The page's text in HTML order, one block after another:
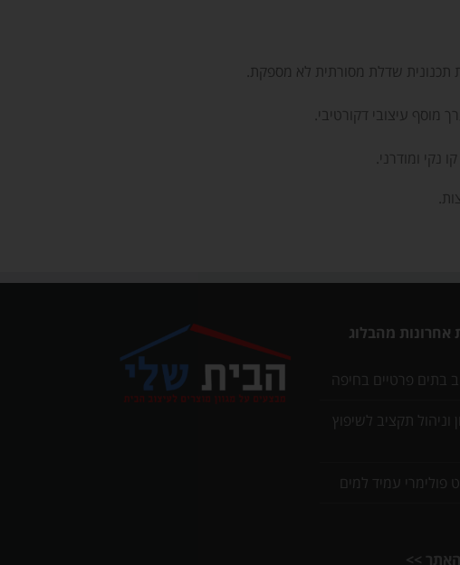
תכנונית שדלת מסורתית לא מספקת.
מוסף עיצובי דקורטיבי.
נקי ומודרני.
אחרונות מהבלוג
בתים פרטיים בחיפה
וניהול תקציב לשיפוץ
פולימרי עמיד למים
>>